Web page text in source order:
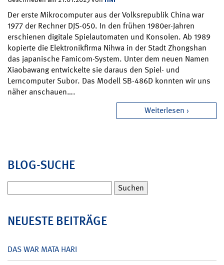
Der erste Mikrocomputer aus der Volksrepublik China war
1977 der Rechner DJS-050. In den frühen 1980er-Jahren
erschienen digitale Spielautomaten und Konsolen. Ab 1989
kopierte die Elektronikfirma Nihwa in der Stadt Zhongshan
das japanische Famicom-System. Unter dem neuen Namen
Xiaobawang entwickelte sie daraus den Spiel- und
Lerncomputer Subor. Das Modell SB-486D konnten wir uns
näher anschauen….
Weiterlesen
BLOG-SUCHE
nach:
NEUESTE BEITRÄGE
DAS WAR MATA HARI